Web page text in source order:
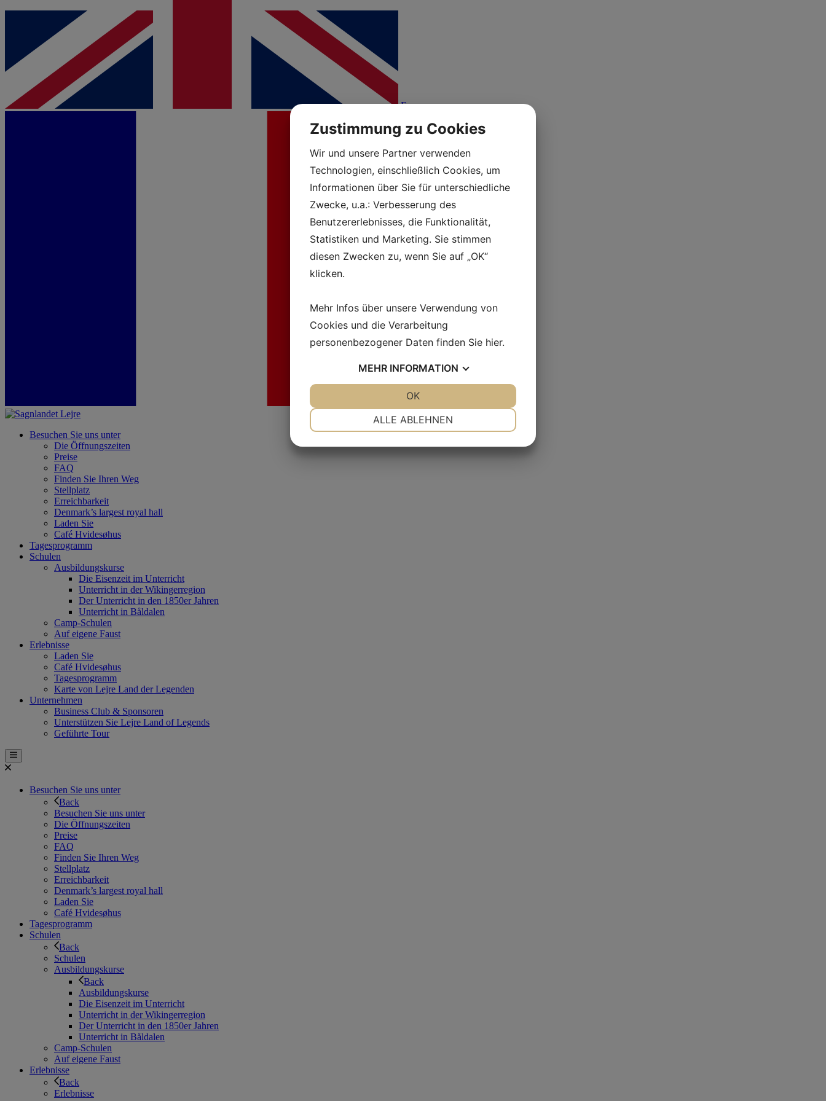
En
Fr
Besuchen Sie uns unter
Die Öffnungszeiten
Preise
FAQ
Finden Sie Ihren Weg
Stellplatz
Erreichbarkeit
Denmark’s largest royal hall
Laden Sie
Café Hvidesøhus
Tagesprogramm
Schulen
Ausbildungskurse
Die Eisenzeit im Unterricht
Unterricht in der Wikingerregion
Der Unterricht in den 1850er Jahren
Unterricht in Båldalen
Camp-Schulen
Auf eigene Faust
Erlebnisse
Laden Sie
Café Hvidesøhus
Tagesprogramm
Karte von Lejre Land der Legenden
Unternehmen
Business Club & Sponsoren
Unterstützen Sie Lejre Land of Legends
Geführte Tour
Besuchen Sie uns unter
Back
Besuchen Sie uns unter
Die Öffnungszeiten
Preise
FAQ
Finden Sie Ihren Weg
Stellplatz
Erreichbarkeit
Denmark’s largest royal hall
Laden Sie
Café Hvidesøhus
Tagesprogramm
Schulen
Back
Schulen
Ausbildungskurse
Back
Ausbildungskurse
Die Eisenzeit im Unterricht
Unterricht in der Wikingerregion
Der Unterricht in den 1850er Jahren
Unterricht in Båldalen
Camp-Schulen
Auf eigene Faust
Erlebnisse
Back
Erlebnisse
Zustimmung zu Cookies
Wir und unsere Partner verwenden
Technologien, einschließlich Cookies, um
Informationen über Sie für unterschiedliche
Zwecke, u.a.: Verbesserung des
Benutzererlebnisses, die Funktionalität,
Statistiken und Marketing. Sie stimmen
diesen Zwecken zu, wenn Sie auf „OK“
klicken.
Mehr Infos über unsere Verwendung von
Cookies und die Verarbeitung
personenbezogener Daten finden Sie hier.
MEHR INFORMATION
ALLE ABLEHNEN
OK